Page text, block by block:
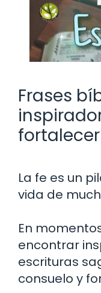
Frases
La fe es un
vida de
En
encontrar
escrituras
consuelo y